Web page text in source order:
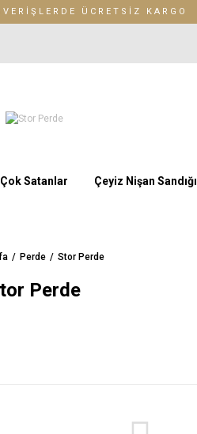
ÜCRETSİZ KARGO
Çok Satanlar Çeyiz Nişan Sandığı
Perde Stor Perde
Perde